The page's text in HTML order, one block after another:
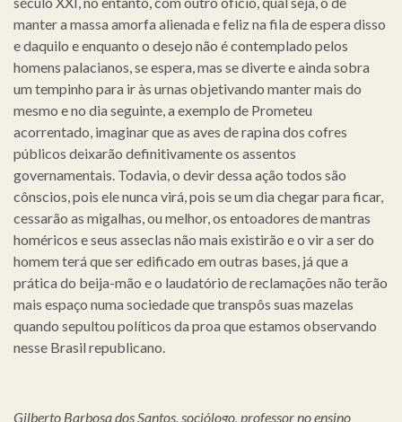
manter a massa amorfa alienada e feliz na fila de espera disso
e daquilo e enquanto o desejo não é contemplado pelos
homens palacianos, se espera, mas se diverte e ainda sobra
um tempinho para ir às urnas objetivando manter mais do
mesmo e no dia seguinte, a exemplo de Prometeu
acorrentado, imaginar que as aves de rapina dos cofres
públicos deixarão definitivamente os assentos
governamentais. Todavia, o devir dessa ação todos são
cônscios, pois ele nunca virá, pois se um dia chegar para ficar,
cessarão as migalhas, ou melhor, os entoadores de mantras
homéricos e seus asseclas não mais existirão e o vir a ser do
homem terá que ser edificado em outras bases, já que a
prática do beija-mão e o laudatório de reclamações não terão
mais espaço numa sociedade que transpôs suas mazelas
quando sepultou políticos da proa que estamos observando
nesse Brasil republicano.
Gilberto Barbosa dos Santos, sociólogo, professor no ensino